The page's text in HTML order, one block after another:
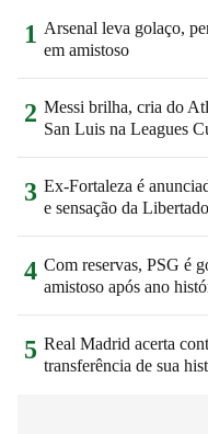
1 Arsenal leva golaço,
em amistoso
2 Messi brilha, cria do
San Luis na Leagues
3 Ex-Fortaleza é
e sensação da
4 Com reservas, PSG é
amistoso após ano
5 Real Madrid acerta
transferência de sua